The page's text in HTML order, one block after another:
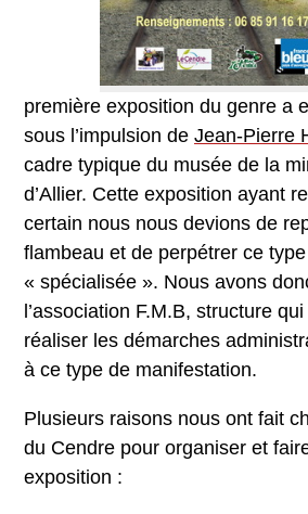
première exposition du genre a
sous l’impulsion de Jean-Pierre
cadre typique du musée de la
d’Allier. Cette exposition ayant
certain nous nous devions de
flambeau et de perpétrer ce type
« spécialisée ». Nous avons
l’association F.M.B, structure
réaliser les démarches
à ce type de manifestation.
Plusieurs raisons nous ont fait
du Cendre pour organiser et
exposition :